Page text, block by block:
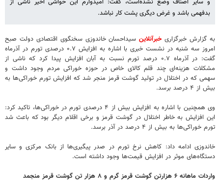
بدفهمی باشد و غرض دیگری پشت کار نباشد.
به گزارش خبرگزاریخبرآنلاینسیداحسان خاندوزی سخنگوی اقتصادی دولت صبح
امروز سه شنبه در نشست خبری با اشاره به افزایش ۰.۷ درصدی تورم در آذرماه
گفت: در آذرماه ۰.۷ درصد تورم نسبت به آبان افزایش پیدا کرد که ناشی از
مشکلات هزینه‌ای چند قلم کالای خاص در حوزه خوراکی مردم وجود داشت و
سهمی که در اختلال در تولید گوشت قرمز منجر شد که افزایش تورم خوراکی‌ها به
بیش از ۴ درصد برسد.
وی همچنین با اشاره به افزایش بیش از ۴ درصدی تورم در خوراکی‌ها، تاکید کرد:
این افزایش به خاطر اختلال در گوشت قرمز و برخی اقلام دیگر بود که باعث شد
تورم خوراکی‌ها به بیش از ۴ درصد در آذر برسد.
خاندوزی ادامه داد: کاهش نرخ تورم در صدر پیگیری‌ها از بانک مرکزی و سایر
دستگاه‌های موثر در افزایش قیمت‌ها وجود داشته است.
واردات ماهانه ۶ هزارتن گوشت قرمز گرم و ۸ هزار تن گوشت قرمز منجمد